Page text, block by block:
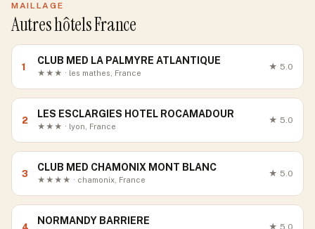
MAILLAGE
Autres hôtels France
1
CLUB MED LA PALMYRE ATLANTIQUE
★★★ · les mathes, France
★ 5.0
2
LES ESCLARGIES HOTEL ROCAMADOUR
★★★ · lyon, France
★ 5.0
3
CLUB MED CHAMONIX MONT BLANC
★★★★ · chamonix, France
★ 5.0
4
NORMANDY BARRIERE
★ 5.0